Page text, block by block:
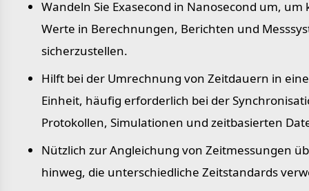
Wandeln Sie Exasecond in Nanosecond um, um
Werte in Berechnungen, Berichten und
sicherzustellen.
Hilft bei der Umrechnung von Zeitdauern in
Einheit, häufig erforderlich bei der
Protokollen, Simulationen und zeitbasierten
Nützlich zur Angleichung von Zeitmessungen
hinweg, die unterschiedliche Zeitstandards